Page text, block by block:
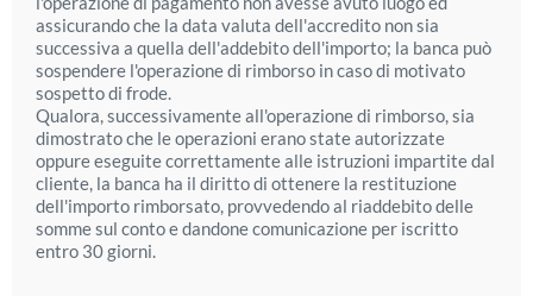
assicurando che la data valuta dell'accredito non sia
successiva a quella dell'addebito dell'importo; la banca può
sospendere l'operazione di rimborso in caso di motivato
sospetto di frode.
Qualora, successivamente all'operazione di rimborso, sia
dimostrato che le operazioni erano state autorizzate
oppure eseguite correttamente alle istruzioni impartite dal
cliente, la banca ha il diritto di ottenere la restituzione
dell'importo rimborsato, provvedendo al riaddebito delle
somme sul conto e dandone comunicazione per iscritto
entro 30 giorni.